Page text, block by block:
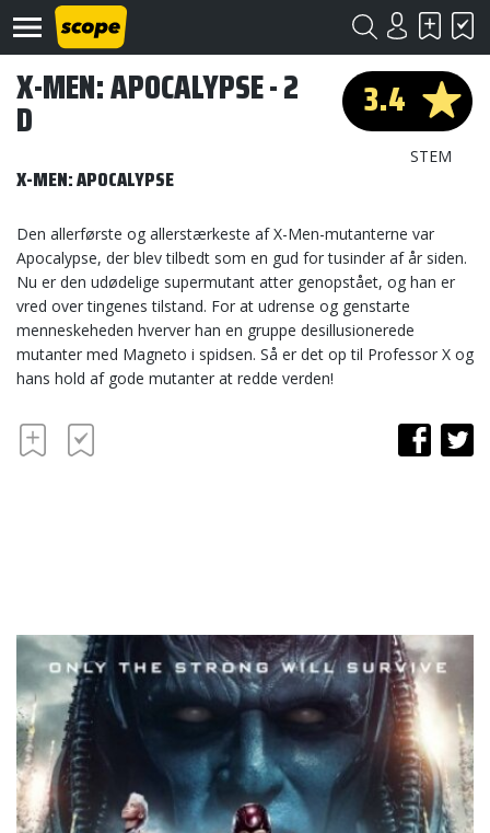
Om
Scope
Kontakt
©
Scope
3.4
STEM
X-MEN: APOCALYPSE - 2
D
X-MEN: APOCALYPSE
Den allerførste og allerstærkeste af X-Men-mutanterne var
Apocalypse, der blev tilbedt som en gud for tusinder af år siden.
Nu er den udødelige supermutant atter genopstået, og han er
vred over tingenes tilstand. For at udrense og genstarte
menneskeheden hverver han en gruppe desillusionerede
mutanter med Magneto i spidsen. Så er det op til Professor X og
hans hold af gode mutanter at redde verden!